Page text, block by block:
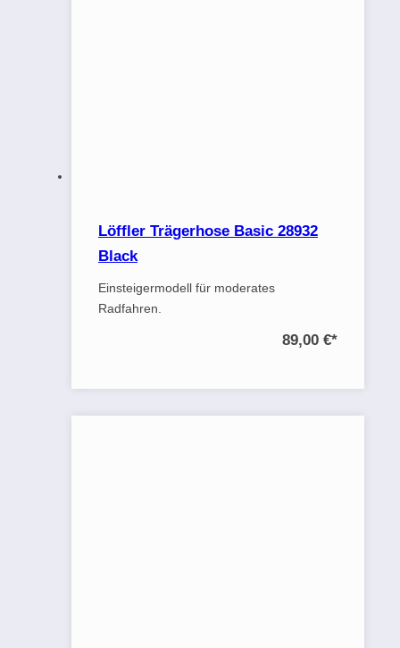
Löffler Trägerhose Basic 28932
Black
Einsteigermodell für moderates
Radfahren.
89,00 €*